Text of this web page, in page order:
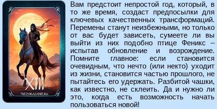
Вам предстоит непростой год, который, в
то же время, создаст предпосылки для
ключевых качественных трансформаций.
Перемены станут неизбежными, но только
от вас будет зависеть, сумеете ли вы
выйти из них подобно птице Феникс –
испытав обновление и возрождение.
Помните главное: если становится
очевидным, что нечто (или некто) уходит
из жизни, становится частью прошлого, не
пытайтесь его удержать. Разбитой чашки,
как известно, не склеить. Да и нужно ли
это, когда есть возможность начать
пользоваться новой!